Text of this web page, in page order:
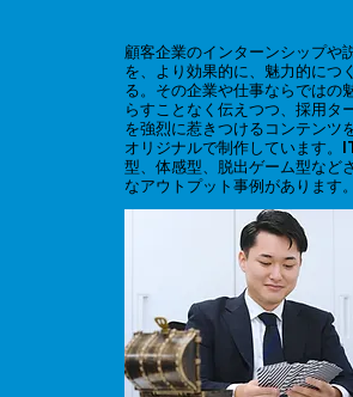
顧客企業のインターンシップや
を、より効果的に、魅力的につ
る。その企業や仕事ならではの
らすことなく伝えつつ、採用タ
を強烈に惹きつけるコンテンツ
オリジナルで制作しています。
型、体感型、脱出ゲーム型など
なアウトプット事例があります。